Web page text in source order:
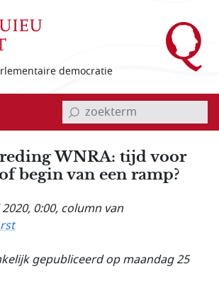
democratie
invoerveld zoekterm
WNRA: tijd voor
begin van een ramp?
0:00, column van
gepubliceerd op maandag 25